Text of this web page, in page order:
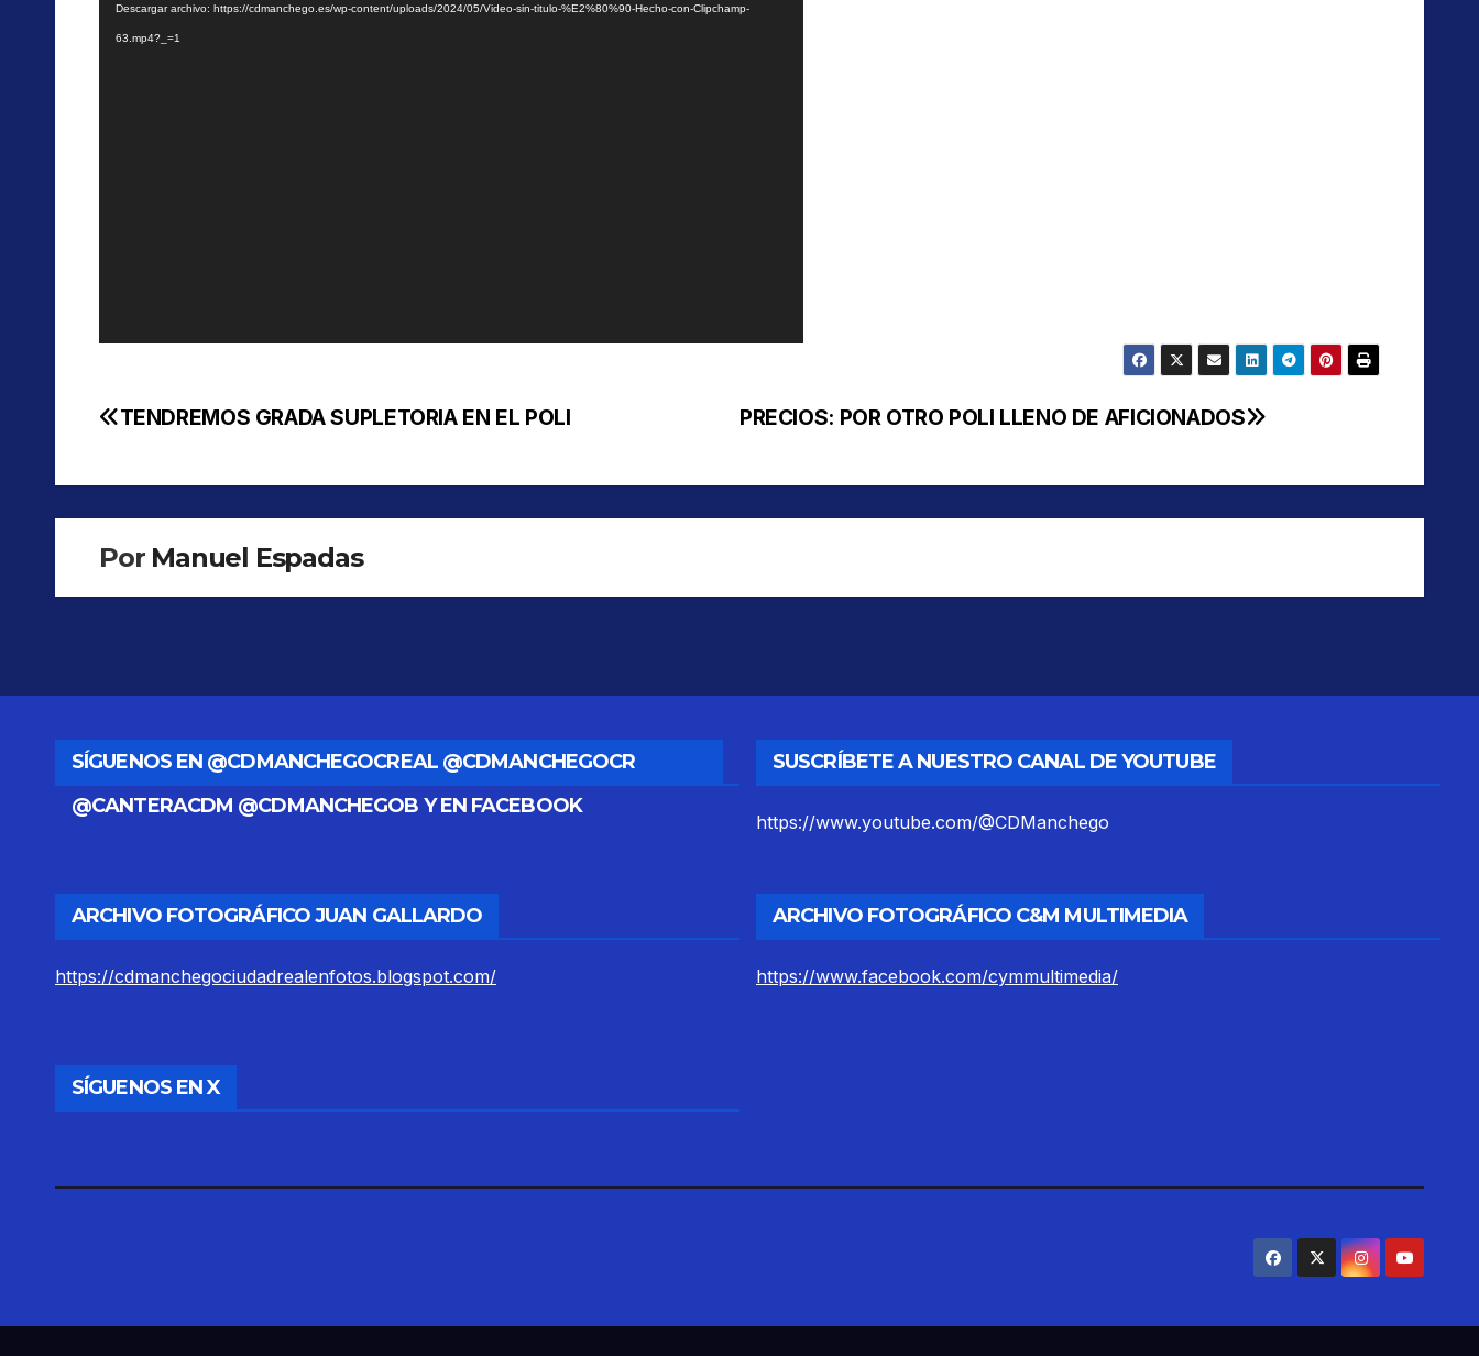
vídeo
Descargar archivo: https://cdmanchego.es/wp-content/uploads/2024/05/Video-sin-titulo-%E2%80%90-Hecho-con-Clipchamp-
63.mp4?_=1
Navegación
entradas
PRECIOS: POR OTRO POLI LLENO DE AFICIONADOS
TENDREMOS GRADA SUPLETORIA EN EL POLI
Por Manuel Espadas
SÍGUENOS EN @CDMANCHEGOCREAL @CDMANCHEGOCR
@CANTERACDM @CDMANCHEGOB Y EN FACEBOOK
SUSCRÍBETE A NUESTRO CANAL DE YOUTUBE
https://www.youtube.com/@CDManchego
ARCHIVO FOTOGRÁFICO JUAN GALLARDO
https://cdmanchegociudadrealenfotos.blogspot.com/
ARCHIVO FOTOGRÁFICO C&M MULTIMEDIA
https://www.facebook.com/cymmultimedia/
SÍGUENOS EN X